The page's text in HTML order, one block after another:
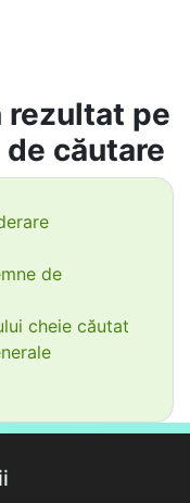
rezultat pe
căutare
de
cheie căutat